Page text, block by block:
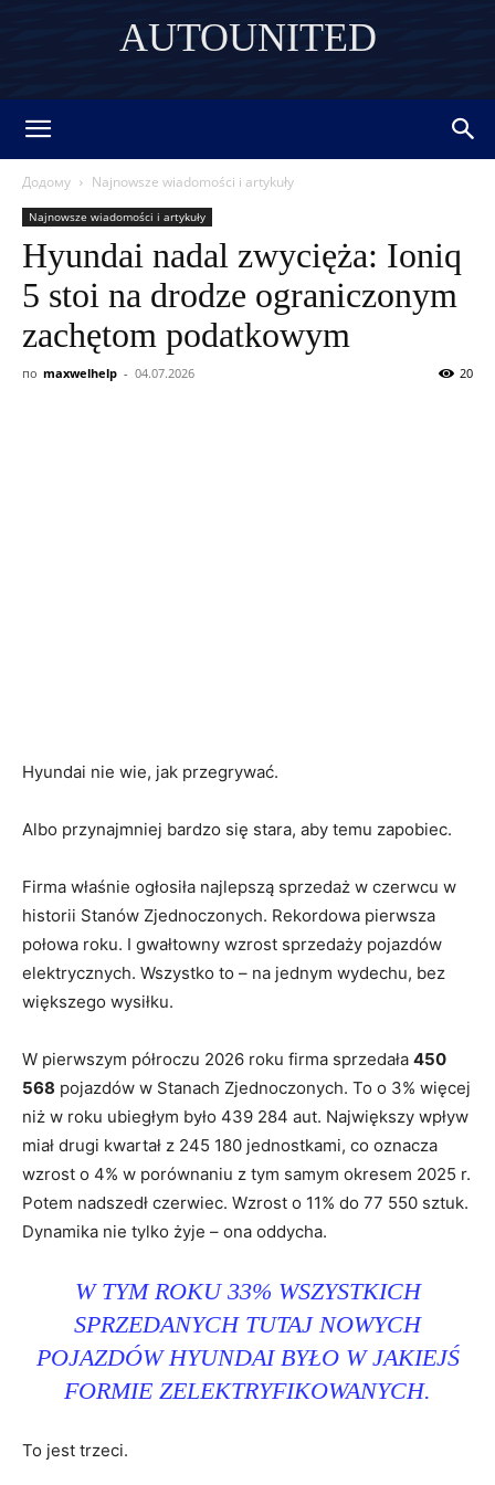
AUTOUNITED
Додому Najnowsze wiadomości i artykuły
Najnowsze wiadomości i artykuły
Hyundai nadal zwycięża: Ioniq
5 stoi na drodze ograniczonym
zachętom podatkowym
по maxwelhelp - 04.07.2026 20
Hyundai nie wie, jak przegrywać.
Albo przynajmniej bardzo się stara, aby temu zapobiec.
Firma właśnie ogłosiła najlepszą sprzedaż w czerwcu w
historii Stanów Zjednoczonych. Rekordowa pierwsza
połowa roku. I gwałtowny wzrost sprzedaży pojazdów
elektrycznych. Wszystko to – na jednym wydechu, bez
większego wysiłku.
W pierwszym półroczu 2026 roku firma sprzedała 450
568 pojazdów w Stanach Zjednoczonych. To o 3% więcej
niż w roku ubiegłym było 439 284 aut. Największy wpływ
miał drugi kwartał z 245 180 jednostkami, co oznacza
wzrost o 4% w porównaniu z tym samym okresem 2025 r.
Potem nadszedł czerwiec. Wzrost o 11% do 77 550 sztuk.
Dynamika nie tylko żyje – ona oddycha.
W TYM ROKU 33% WSZYSTKICH
SPRZEDANYCH TUTAJ NOWYCH
POJAZDÓW HYUNDAI BYŁO W JAKIEJŚ
FORMIE ZELEKTRYFIKOWANYCH.
To jest trzeci.